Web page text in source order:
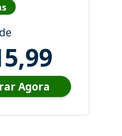
Agora